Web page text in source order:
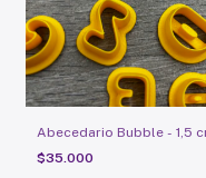
Abecedario Bubble - 1,5
$35.000